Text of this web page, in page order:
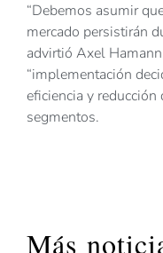
“Debemos asumir
mercado persistirán
advirtió Axel
“implementación
eficiencia y
segmentos.
Más